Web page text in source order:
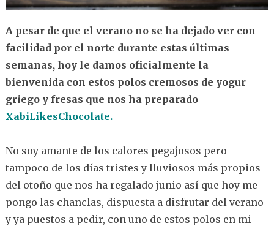
A pesar de que el verano no se ha dejado ver con
facilidad por el norte durante estas últimas
semanas, hoy le damos oficialmente la
bienvenida con estos polos cremosos de yogur
griego y fresas que nos ha preparado
XabiLikesChocolate.
No soy amante de los calores pegajosos pero
tampoco de los días tristes y lluviosos más propios
del otoño que nos ha regalado junio así que hoy me
pongo las chanclas, dispuesta a disfrutar del verano
y ya puestos a pedir, con uno de estos polos en mi